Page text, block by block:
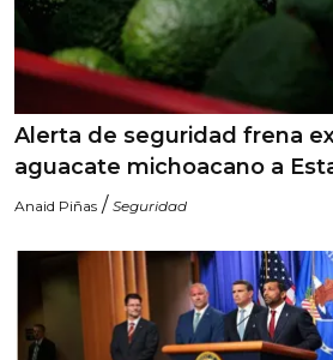
Alerta de seguridad frena
aguacate michoacano a
Anaid Piñas / Seguridad